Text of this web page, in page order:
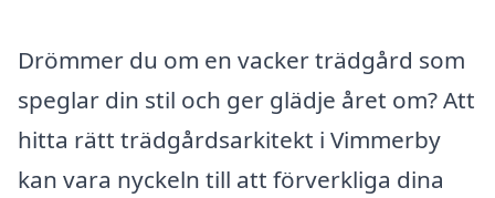
Drömmer du om en vacker trädgård som
speglar din stil och ger glädje året om? Att
hitta rätt trädgårdsarkitekt i Vimmerby
kan vara nyckeln till att förverkliga dina